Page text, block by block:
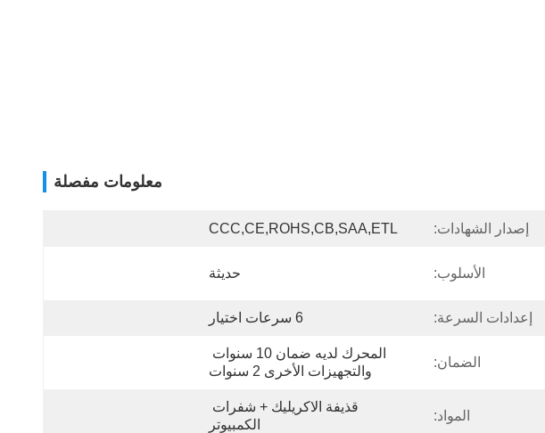
معلومات مفصلة
إصدار الشهادات: CCC,CE,ROHS,CB,SAA,ETL
الأسلوب: حديثة
إعدادات السرعة: 6 سرعات اختيار
الضمان:
والتجهيزات الأخرى 2 سنوات
المواد:
الكمبيوتر